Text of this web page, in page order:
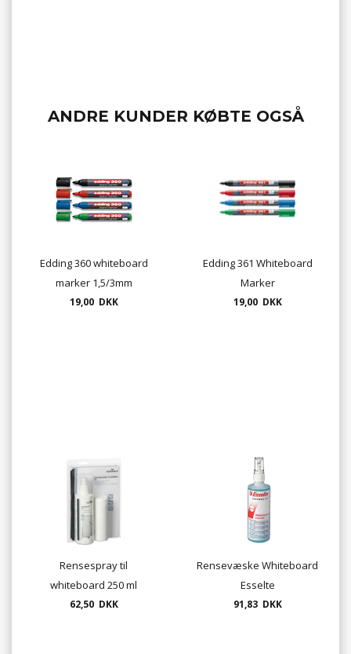
ANDRE KUNDER KØBTE OGSÅ
Edding 360 whiteboard
marker 1,5/3mm
19,00 DKK
Edding 361 Whiteboard
Marker
19,00 DKK
Rensespray til
whiteboard 250 ml
Durable inkl.
62,50 DKK
Rensevæske Whiteboard
Esselte
91,83 DKK